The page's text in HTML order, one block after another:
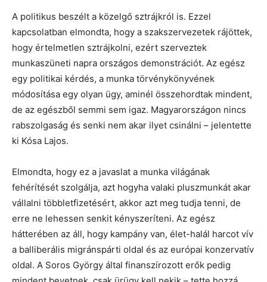
A politikus beszélt a közelgő sztrájkról is. Ezzel
kapcsolatban elmondta, hogy a szakszervezetek rájöttek,
hogy értelmetlen sztrájkolni, ezért szerveztek
munkaszüneti napra országos demonstrációt. Az egész
egy politikai kérdés, a munka törvénykönyvének
módosítása egy olyan ügy, aminél összehordtak mindent,
de az egészből semmi sem igaz. Magyarországon nincs
rabszolgaság és senki nem akar ilyet csinálni – jelentette
ki Kósa Lajos.
Elmondta, hogy ez a javaslat a munka világának
fehérítését szolgálja, azt hogyha valaki pluszmunkát akar
vállalni többletfizetésért, akkor azt meg tudja tenni, de
erre ne lehessen senkit kényszeríteni. Az egész
hátterében az áll, hogy kampány van, élet-halál harcot vív
a balliberális migránspárti oldal és az európai konzervatív
oldal. A Soros György által finanszírozott erők pedig